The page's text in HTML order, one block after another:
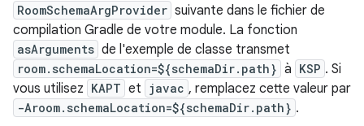
RoomSchemaArgProvider suivante dans le fichier de
compilation Gradle de votre module. La fonction
asArguments de l'exemple de classe transmet
room.schemaLocation=${schemaDir.path} à KSP . Si
vous utilisez KAPT et javac , remplacez cette valeur par
-Aroom.schemaLocation=${schemaDir.path} .